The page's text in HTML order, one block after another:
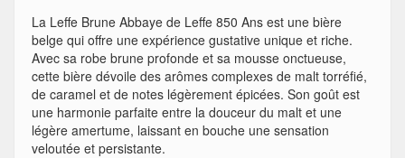
La Leffe Brune Abbaye de Leffe 850 Ans est une bière
belge qui offre une expérience gustative unique et riche.
Avec sa robe brune profonde et sa mousse onctueuse,
cette bière dévoile des arômes complexes de malt torréfié,
de caramel et de notes légèrement épicées. Son goût est
une harmonie parfaite entre la douceur du malt et une
légère amertume, laissant en bouche une sensation
veloutée et persistante.